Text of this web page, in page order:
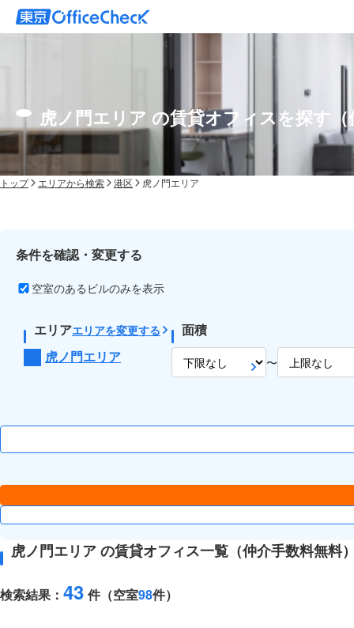
虎ノ門エリア の賃貸オフィスを探す
トップ エリアから検索 港区 虎ノ門エリア
条件を確認・変更する
空室のあるビルのみを表示
エリアエリアを変更する
虎ノ門エリア
面積
〜
虎ノ門エリア の賃貸オフィス一覧（仲介手数料無料
検索結果： 43 件（空室98件）